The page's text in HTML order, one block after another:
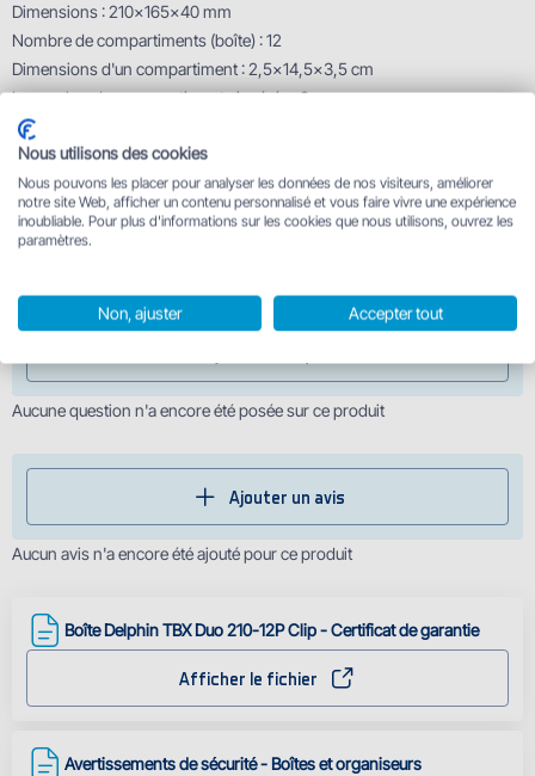
Dimensions : 210x165x40 mm
Nombre de compartiments (boîte) : 12
Dimensions d'un compartiment : 2,5x14,5x3,5 cm
Le nombre des compartiments insérés : 0
Caractéristiques techniques
210x165x40mm
Vous avez une question sur ce produit ? Écrivez-nous
Aucune question n'a encore été posée sur ce produit
Ajouter un avis
Aucun avis n'a encore été ajouté pour ce produit
Boîte Delphin TBX Duo 210-12P Clip - Certificat de garantie
Afficher le fichier
Avertissements de sécurité - Boîtes et organiseurs
Nous utilisons des cookies
Nous pouvons les placer pour analyser les données de nos visiteurs, améliorer
notre site Web, afficher un contenu personnalisé et vous faire vivre une expérience
inoubliable. Pour plus d'informations sur les cookies que nous utilisons, ouvrez les
paramètres.
Non, ajuster Accepter tout